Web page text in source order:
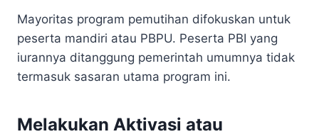
Mayoritas program pemutihan difokuskan untuk
peserta mandiri atau PBPU. Peserta PBI yang
iurannya ditanggung pemerintah umumnya tidak
termasuk sasaran utama program ini.
Melakukan Aktivasi atau